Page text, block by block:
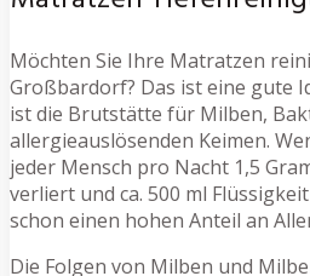
Möchten Sie Ihre Matratzen
Großbardorf? Das ist eine gute
ist die Brutstätte für Milben,
allergieauslösenden Keimen.
jeder Mensch pro Nacht 1,5
verliert und ca. 500 ml
schon einen hohen Anteil an
Die Folgen von Milben und